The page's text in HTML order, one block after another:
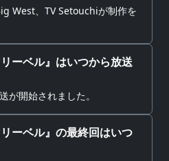
West、TV Setouchiが制作を
ーベル』はいつから放送
が開始されました。
ーベル』の最終回はいつ